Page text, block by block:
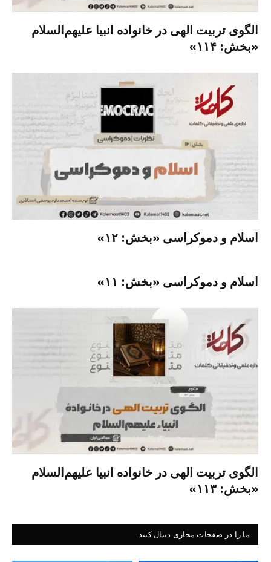
الگوی تربیت الهی در خانواده انبیا‌‌ علیهم‌السلام
«بخش: ۱۱۴»
اسلام و دموکراسی «بخش: ۱۲»
اسلام و دموکراسی «بخش: ۱۱»
الگوی تربیت الهی در خانواده انبیا‌‌ علیهم‌السلام
«بخش: ۱۱۳»
ما را در صفحات مجازی دنبال کنید